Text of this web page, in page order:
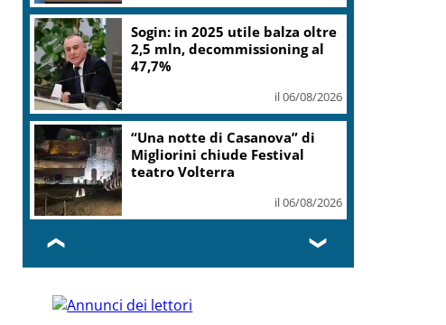
Sogin: in 2025 utile balza oltre
2,5 mln, decommissioning al
47,7%
il 06/08/2026
“Una notte di Casanova” di
Migliorini chiude Festival
teatro Volterra
il 06/08/2026
❮ ❯